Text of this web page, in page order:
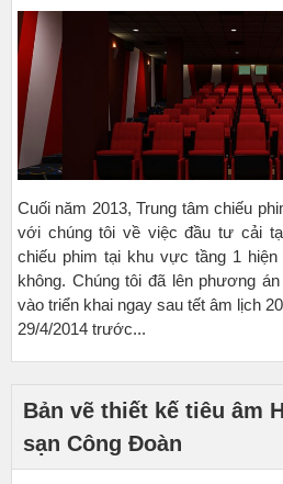
Cuối năm 2013, Trung tâm chiếu
với chúng tôi về việc đầu tư cải
chiếu phim tại khu vực tầng 1
không. Chúng tôi đã lên phương
vào triển khai ngay sau tết âm lịch
29/4/2014 trước...
Bản vẽ thiết kế tiêu âm
sạn Công Đoàn